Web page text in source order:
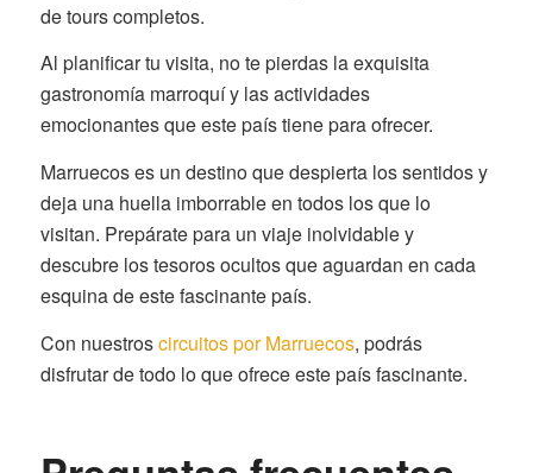
de tours completos.
Al planificar tu visita, no te pierdas la exquisita
gastronomía marroquí y las actividades
emocionantes que este país tiene para ofrecer.
Marruecos es un destino que despierta los sentidos y
deja una huella imborrable en todos los que lo
visitan. Prepárate para un viaje inolvidable y
descubre los tesoros ocultos que aguardan en cada
esquina de este fascinante país.
Con nuestroscircuitos por Marruecos, podrás
disfrutar de todo lo que ofrece este país fascinante.